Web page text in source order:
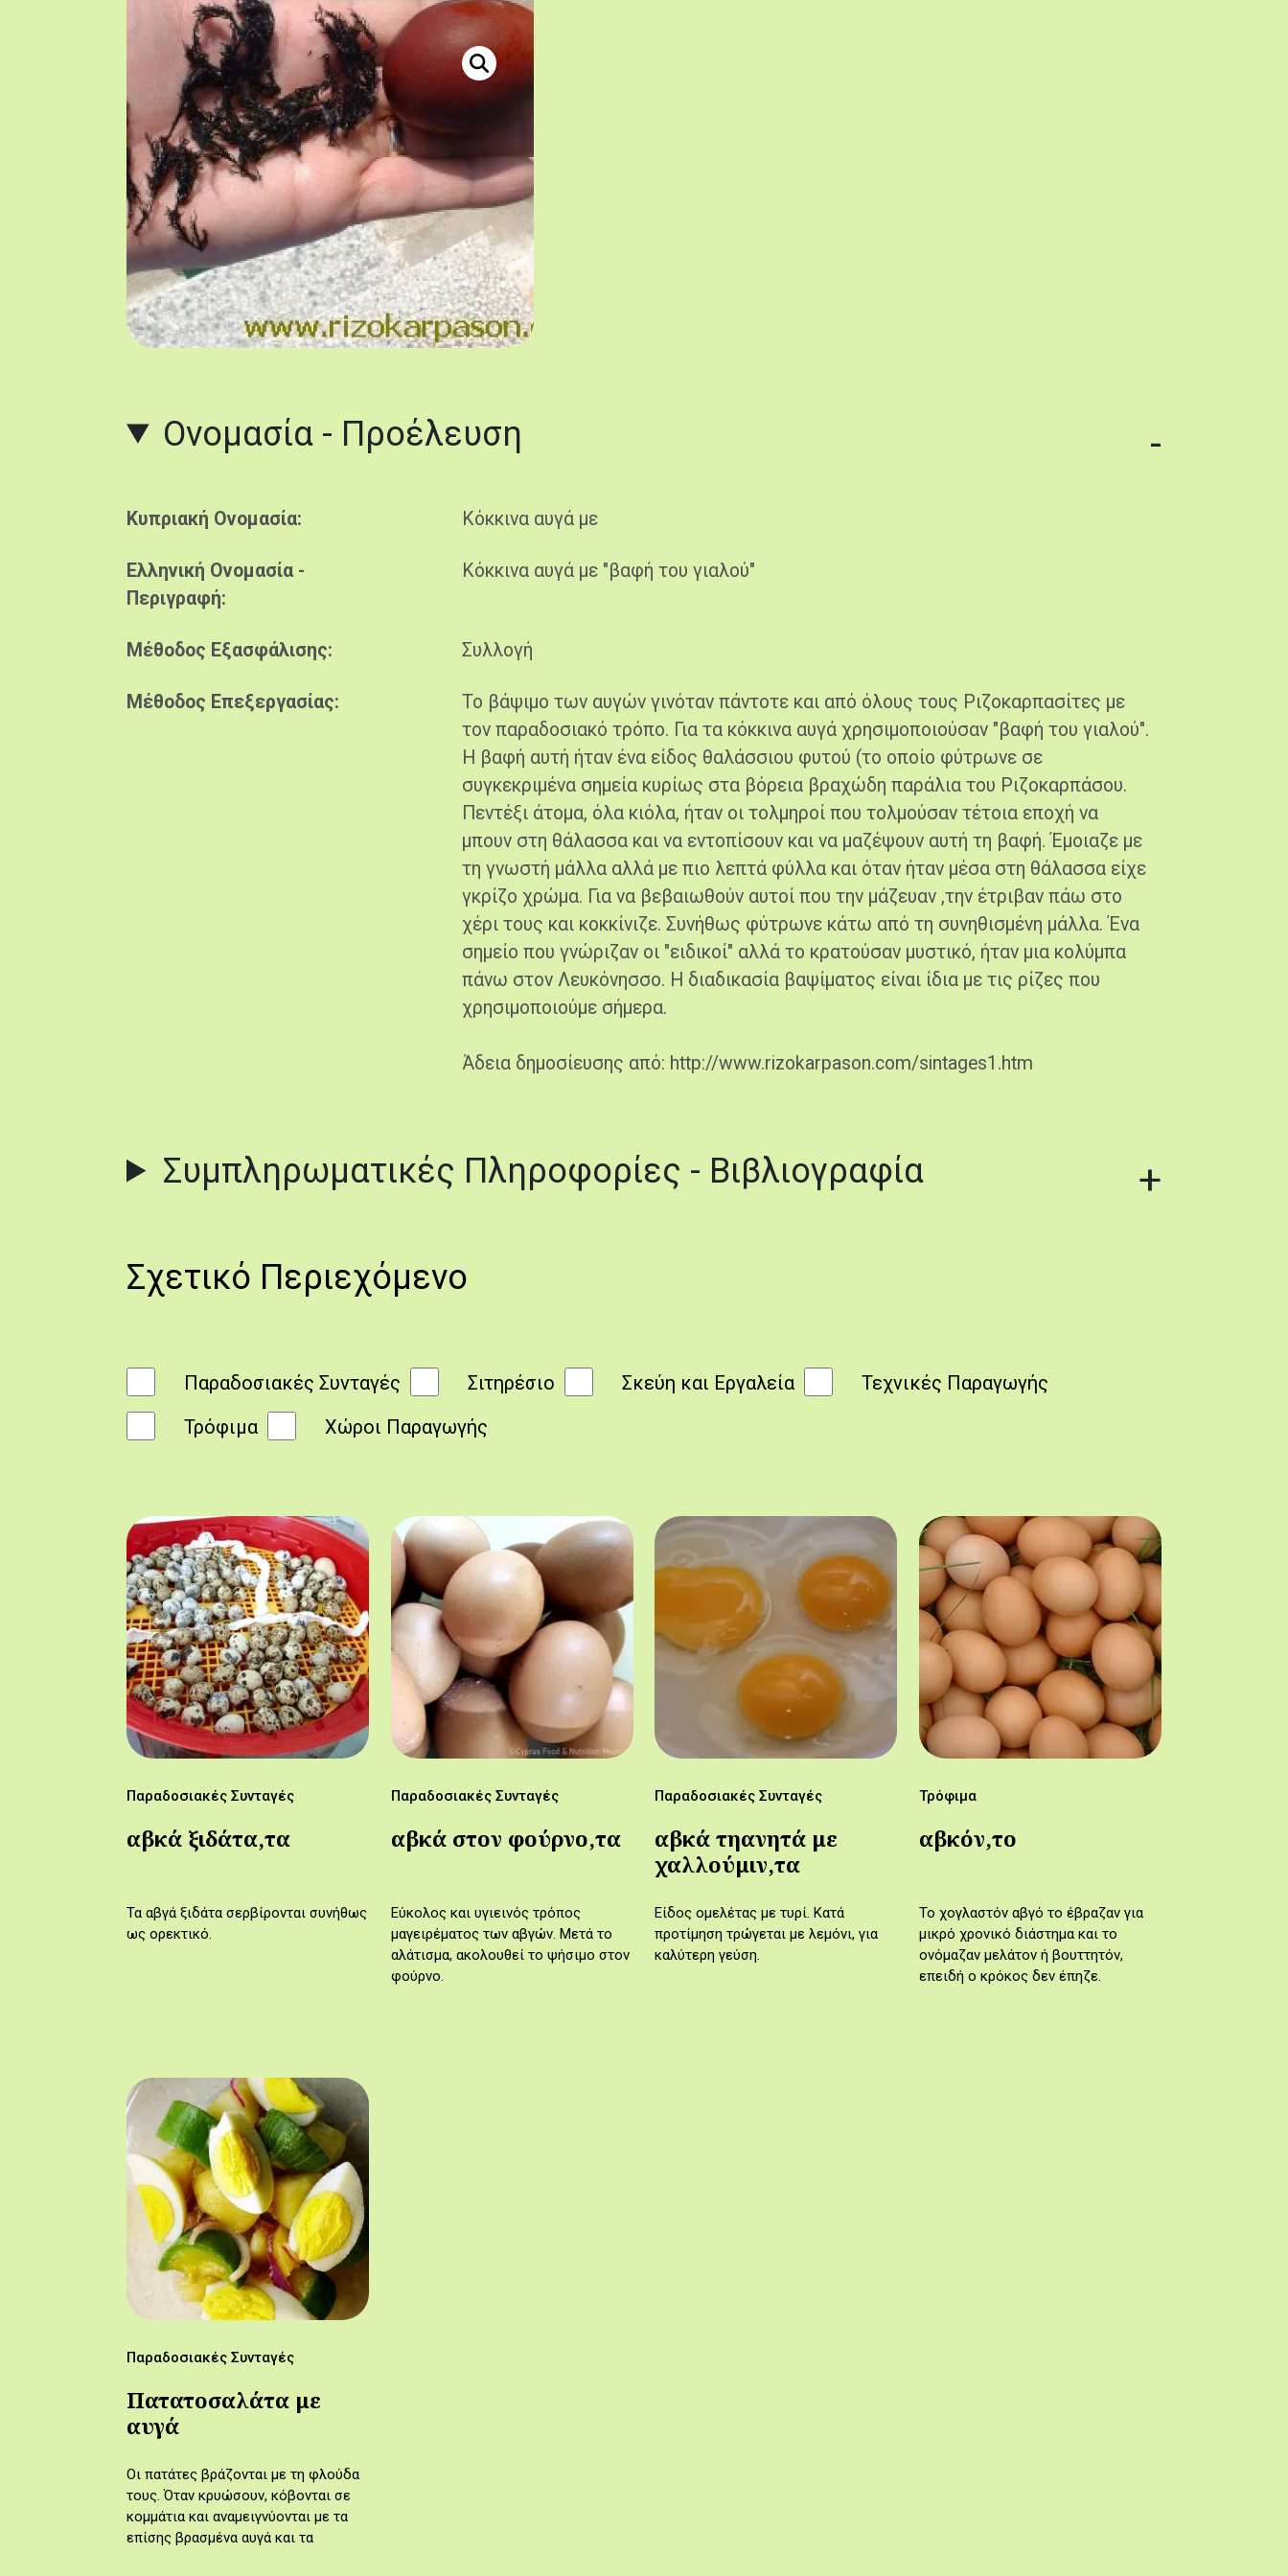
Άδεια δημοσίευσης από: http://www.rizokarpason.com/sintages1.htm
Ονομασία - Προέλευση
Κυπριακή Ονομασία Κόκκινα αυγά με
Ελληνική Ονομασία -
Περιγραφή
Κόκκινα αυγά με "βαφή του γιαλού"
Μέθοδος Εξασφάλισης Συλλογή
Μέθοδος Επεξεργασίας
Το βάψιμο των αυγών γινόταν πάντοτε και από όλους τους Ριζοκαρπασίτες με
τον παραδοσιακό τρόπο. Για τα κόκκινα αυγά χρησιμοποιούσαν "βαφή του γιαλού".
Η βαφή αυτή ήταν ένα είδος θαλάσσιου φυτού (το οποίο φύτρωνε σε
συγκεκριμένα σημεία κυρίως στα βόρεια βραχώδη παράλια του Ριζοκαρπάσου.
Πεντέξι άτομα, όλα κιόλα, ήταν οι τολμηροί που τολμούσαν τέτοια εποχή να
μπουν στη θάλασσα και να εντοπίσουν και να μαζέψουν αυτή τη βαφή. Έμοιαζε με
τη γνωστή μάλλα αλλά με πιο λεπτά φύλλα και όταν ήταν μέσα στη θάλασσα είχε
γκρίζο χρώμα. Για να βεβαιωθούν αυτοί που την μάζευαν ,την έτριβαν πάω στο
χέρι τους και κοκκίνιζε. Συνήθως φύτρωνε κάτω από τη συνηθισμένη μάλλα. Ένα
σημείο που γνώριζαν οι "ειδικοί" αλλά το κρατούσαν μυστικό, ήταν μια κολύμπα
πάνω στον Λευκόνησσο. Η διαδικασία βαψίματος είναι ίδια με τις ρίζες που
χρησιμοποιούμε σήμερα.
Άδεια δημοσίευσης από: http://www.rizokarpason.com/sintages1.htm
Συμπληρωματικές Πληροφορίες - Βιβλιογραφία
Σχετικό Περιεχόμενο
Παραδοσιακές Συνταγές Σιτηρέσιο Σκεύη και Εργαλεία
Τεχνικές Παραγωγής
Τρόφιμα
Χώροι Παραγωγής
Παραδοσιακές Συνταγές
αβκά ξιδάτα,τα
Τα αβγά ξιδάτα σερβίρονται συνήθως
ως ορεκτικό.
Παραδοσιακές Συνταγές
αβκά στον φούρνο,τα
Εύκολος και υγιεινός τρόπος
μαγειρέματος των αβγών. Μετά το
αλάτισμα, ακολουθεί το ψήσιμο στον
φούρνο.
Παραδοσιακές Συνταγές
αβκά τηανητά με
χαλλούμιν,τα
Είδος ομελέτας με τυρί. Κατά
προτίμηση τρώγεται με λεμόνι, για
καλύτερη γεύση.
Τρόφιμα
αβκόν,το
Το χογλαστόν αβγό το έβραζαν για
μικρό χρονικό διάστημα και το
ονόμαζαν μελάτον ή βουττητόν,
επειδή ο κρόκος δεν έπηζε.
Παραδοσιακές Συνταγές
Πατατοσαλάτα με
αυγά
Οι πατάτες βράζονται με τη φλούδα
τους. Όταν κρυώσουν, κόβονται σε
κομμάτια και αναμειγνύονται με τα
επίσης βρασμένα αυγά και τα